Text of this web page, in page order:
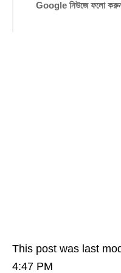
Google নিউজে ফলো
This post was last
4:47 PM